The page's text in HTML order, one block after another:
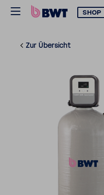
SHOP
Zur Über­sicht